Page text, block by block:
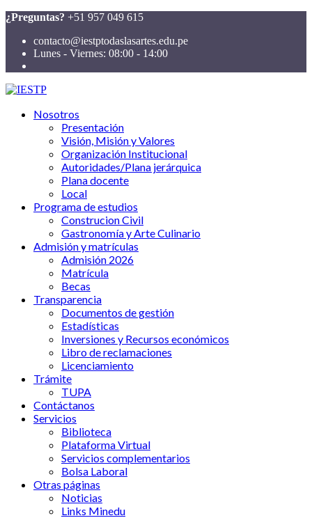
¿Preguntas? +51 957 049 615
contacto@iestptodaslasartes.edu.pe
Lunes - Viernes: 08:00 - 14:00
Nosotros
Presentación
Visión, Misión y Valores
Organización Institucional
Autoridades/Plana jerárquica
Plana docente
Local
Programa de estudios
Construcion Civil
Gastronomía y Arte Culinario
Admisión y matrículas
Admisión 2026
Matrícula
Becas
Transparencia
Documentos de gestión
Estadísticas
Inversiones y Recursos económicos
Libro de reclamaciones
Licenciamiento
Trámite
TUPA
Contáctanos
Servicios
Biblioteca
Plataforma Virtual
Servicios complementarios
Bolsa Laboral
Otras páginas
Noticias
Links Minedu